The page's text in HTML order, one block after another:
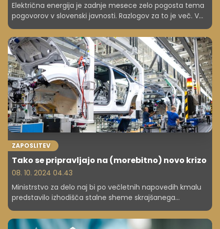
Električna energija je zadnje mesece zelo pogosta tema
pogovorov v slovenski javnosti. Razlogov za to je več. V
začetku leta je bil ukinjen NET metering, oktobra smo
prešli na nov tarifni sistem za obračunavanje omrežnine,
z novim letom pa naj bi bilo še konec regulacije cen
elektrike. Mnogi so zato prepričani, da je edina smiselna
rešitev samooskrba z električno energijo. Pa je temu res
tako?
ZAPOSLITEV
Tako se pripravljajo na (morebitno) novo krizo
08. 10. 2024 04.43
Ministrstvo za delo naj bi po večletnih napovedih kmalu
predstavilo izhodišča stalne sheme skrajšanega
delovnega časa za ohranitev delovnih mest v primeru
nepredvidljivih okoliščin, kakršnim smo bili priča med